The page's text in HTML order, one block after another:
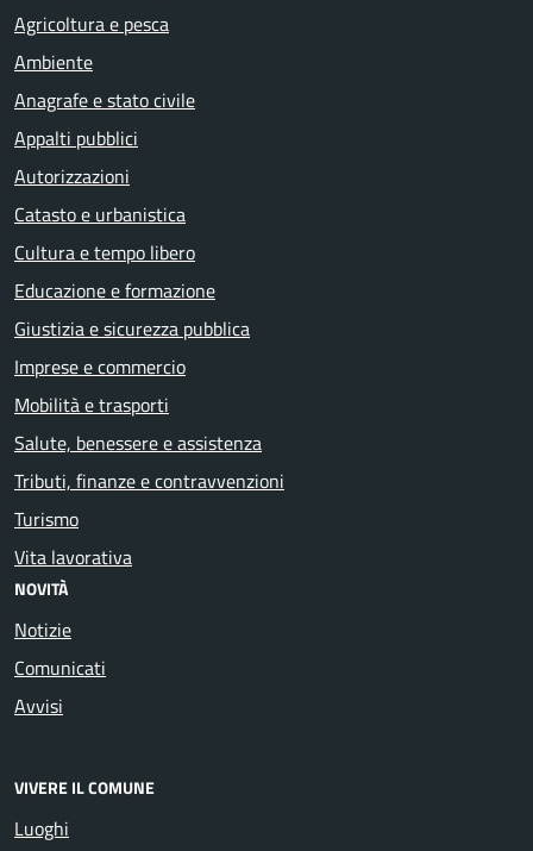
Agricoltura e pesca
Ambiente
Anagrafe e stato civile
Appalti pubblici
Autorizzazioni
Catasto e urbanistica
Cultura e tempo libero
Educazione e formazione
Giustizia e sicurezza pubblica
Imprese e commercio
Mobilità e trasporti
Salute, benessere e assistenza
Tributi, finanze e contravvenzioni
Turismo
Vita lavorativa
NOVITÀ
Notizie
Comunicati
Avvisi
VIVERE IL COMUNE
Luoghi